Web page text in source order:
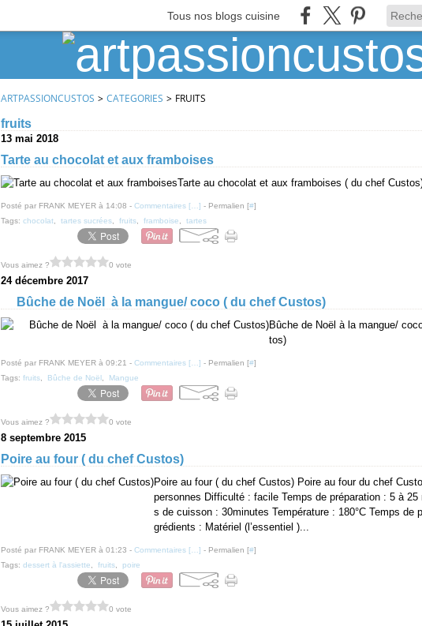
Tous nos blogs cuisine
ARTPASSIONCUSTOS > CATEGORIES > FRUITS
fruits
13 mai 2018
Tarte au chocolat et aux framboises
Tarte au chocolat et aux framboises ( du chef
Posté par FRANK MEYER à 14:08 - Commentaires [ ] - Permalien [#]
Tags: chocolat tartes sucrées fruits framboise tartes
Vous aimez ? 0 vote
24 décembre 2017
Bûche de Noël à la mangue/ coco ( du chef Custos)
Bûche de Noël à la mangue/
tos)
Posté par FRANK MEYER à 09:21 - Commentaires [ ] - Permalien [#]
Tags: fruits Bûche de Noël Mangue
Vous aimez ? 0 vote
8 septembre 2015
Poire au four ( du chef Custos)
Poire au four ( du chef Custos) Poire au four du chef
personnes Difficulté : facile Temps de préparation : 5 à 25
s de cuisson : 30minutes Température : 180°C Temps de
grédients : Matériel (l’essentiel )...
Posté par FRANK MEYER à 01:23 - Commentaires [ ] - Permalien [#]
Tags: dessert à l'assiette fruits poire
Vous aimez ? 0 vote